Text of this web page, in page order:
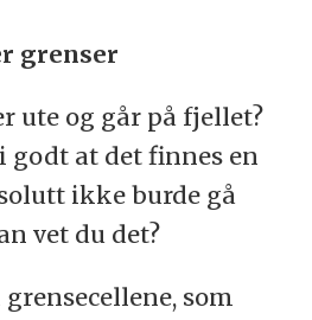
grenser
ute og går på fjellet?
godt at det finnes en
ikke burde gå
vet du det?
som